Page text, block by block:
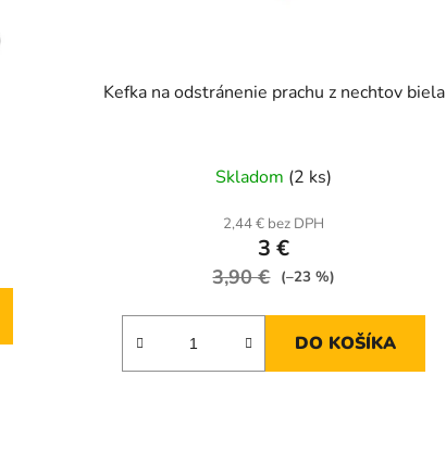
Kefka na odstránenie prachu z nechtov biela
Skladom (2 ks)
2,44 € bez DPH
3 €
3,90 € (–23 %)
DO KOŠÍKA